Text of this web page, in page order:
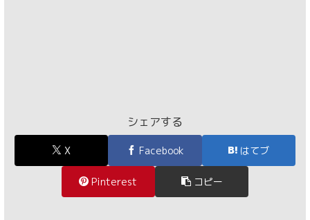
シェアする
X Facebook はてブ
Pinterest コピー